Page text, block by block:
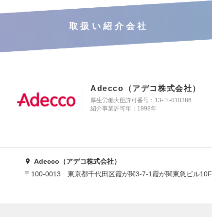
取扱い紹介会社
Adecco（アデコ株式会社）
厚生労働大臣許可番号：13-ユ-010386
紹介事業許可年：1998年
Adecco（アデコ株式会社）
〒100-0013 東京都千代田区霞が関3-7-1霞が関東急ビル10F